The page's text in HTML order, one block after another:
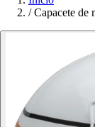
/ Capacete de